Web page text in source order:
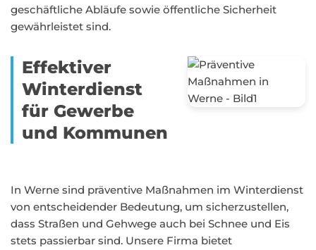
geschäftliche Abläufe sowie öffentliche Sicherheit
gewährleistet sind.
Effektiver
Winterdienst
für Gewerbe
und Kommunen
In Werne sind präventive Maßnahmen im Winterdienst
von entscheidender Bedeutung, um sicherzustellen,
dass Straßen und Gehwege auch bei Schnee und Eis
stets passierbar sind. Unsere Firma bietet